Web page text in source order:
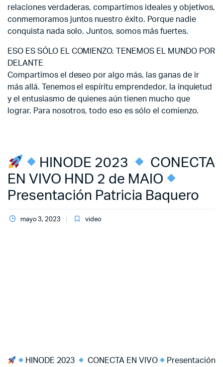
relaciones verdaderas, compartimos ideales y objetivos,
conmemoramos juntos nuestro éxito. Porque nadie
conquista nada solo. Juntos, somos más fuertes.
ESO ES SÓLO EL COMIENZO. TENEMOS EL MUNDO POR
DELANTE
Compartimos el deseo por algo más, las ganas de ir
más allá. Tenemos el espíritu emprendedor, la inquietud
y el entusiasmo de quienes aún tienen mucho que
lograr. Para nosotros, todo eso es sólo el comienzo.
HINODE 2023
CONECTA
EN VIVO HND 2 de MAIO
Presentación Patricia Baquero
mayo 3, 2023 video
HINODE 2023 CONECTA EN VIVO Presentación